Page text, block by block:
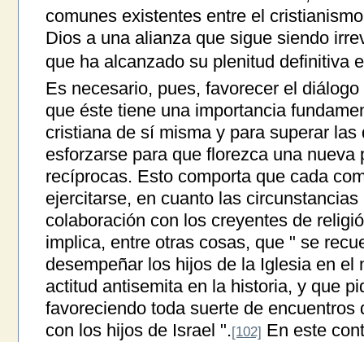
comunes existentes entre el
Dios a una alianza que sigue siendo
que ha alcanzado su plenitud definitiva
Es necesario, pues, favorecer el
que éste tiene una importancia
cristiana de sí misma y para superar
esforzarse para que florezca una
recíprocas. Esto comporta que cada
ejercitarse, en cuanto las
colaboración con los creyentes de
implica, entre otras cosas, que " se
desempeñar los hijos de la Iglesia en el
actitud antisemita en la historia, y que
favoreciendo toda suerte de
con los hijos de Israel ".[102] En este